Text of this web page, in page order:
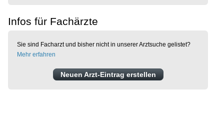
Infos für Fachärzte
Sie sind Facharzt und bisher nicht in unserer Arztsuche gelistet?
Mehr erfahren
Neuen Arzt-Eintrag erstellen